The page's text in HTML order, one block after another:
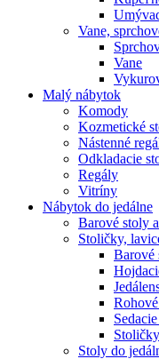
Vane,
Vane
Malý nábytok
Komody
Kozmetické
Nástenné
Odkladacie
Regály
Vitríny
Nábytok do jedálne
Barové stoly
Stoličky,
Barové
Stoly do